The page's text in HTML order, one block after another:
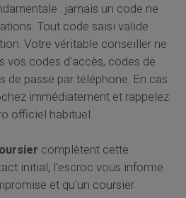
: jamais un code ne
Tout code saisi valide
Votre véritable conseiller ne
vos codes d'accès, codes de
de passe par téléphone. En cas
immédiatement et rappelez
officiel habituel.
complètent cette
initial, l'escroc vous informe
et qu'un coursier